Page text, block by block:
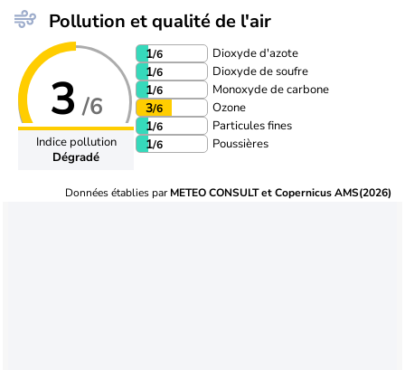
Pollution et qualité de l'air
3 /6
Indice pollution
Dégradé
1/6 Dioxyde d'azote
1/6 Dioxyde de soufre
1/6 Monoxyde de carbone
3/6 Ozone
1/6 Particules fines
1/6 Poussières
Données établies parMETEO CONSULT et Copernicus AMS(2026)